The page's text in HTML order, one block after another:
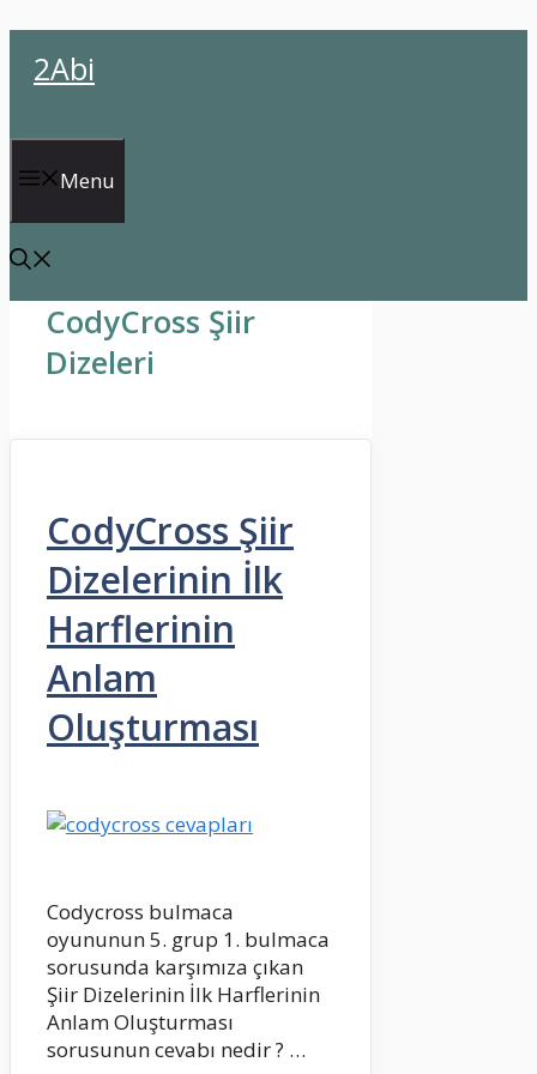
atla2Abi
Menu
CodyCross Şiir
Dizeleri
CodyCross Şiir
Dizelerinin İlk
Harflerinin
Anlam
Oluşturması
Codycross bulmaca
oyununun 5. grup 1. bulmaca
sorusunda karşımıza çıkan
Şiir Dizelerinin İlk Harflerinin
Anlam Oluşturması
sorusunun cevabı nedir ? …